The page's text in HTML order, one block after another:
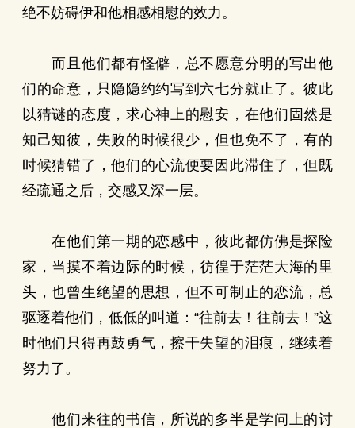
绝不妨碍伊和他相感相慰的效力。
而且他们都有怪僻，总不愿意分明的写出他
们的命意，只隐隐约约写到六七分就止了。彼此
以猜谜的态度，求心神上的慰安，在他们固然是
知己知彼，失败的时候很少，但也免不了，有的
时候猜错了，他们的心流便要因此滞住了，但既
经疏通之后，交感又深一层。
在他们第一期的恋感中，彼此都仿佛是探险
家，当摸不着边际的时候，彷徨于茫茫大海的里
头，也曾生绝望的思想，但不可制止的恋流，总
驱逐着他们，低低的叫道：“往前去！往前去！”这
时他们只得再鼓勇气，擦干失望的泪痕，继续着
努力了。
他们来往的书信，所说的多半是学问上的讨